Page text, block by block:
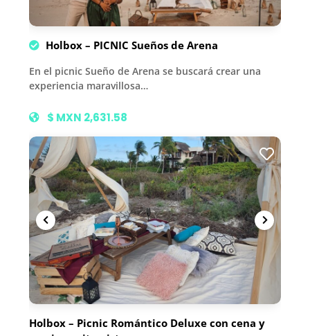
Holbox – PICNIC Sueños de Arena
En el picnic Sueño de Arena se buscará crear una
experiencia maravillosa…
$ MXN 2,631.58
Holbox – Picnic Romántico Deluxe con cena y